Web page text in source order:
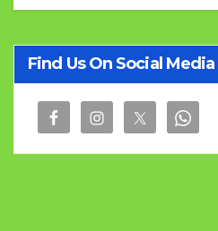
Find Us On Social Media